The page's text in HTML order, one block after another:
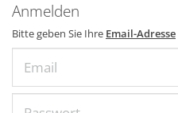
Anmelden
Bitte geben Sie Ihre Email-Adresse